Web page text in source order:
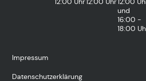
und
16:00 -
18:00
Impressum
Datenschutzerklärung